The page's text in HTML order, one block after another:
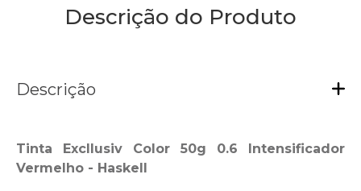
Descrição do Produto
Descrição
Tinta Excllusiv Color 50g 0.6 Intensificador
Vermelho - Haskell